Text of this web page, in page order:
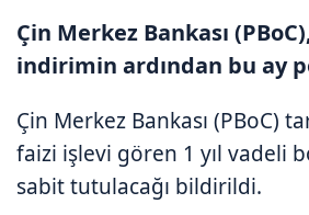
Çin Merkez Bankası
indirimin ardından bu ay
Çin Merkez Bankası (PBoC)
faizi işlevi gören 1 yıl vadeli
sabit tutulacağı bildirildi.